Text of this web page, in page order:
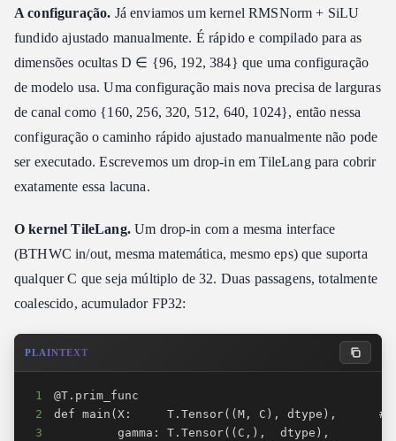
A configuração. Já enviamos um kernel RMSNorm + SiLU
fundido ajustado manualmente. É rápido e compilado para as
dimensões ocultas D ∈ {96, 192, 384} que uma configuração
de modelo usa. Uma configuração mais nova precisa de larguras
de canal como {160, 256, 320, 512, 640, 1024}, então nessa
configuração o caminho rápido ajustado manualmente não pode
ser executado. Escrevemos um drop-in em TileLang para cobrir
exatamente essa lacuna.
O kernel TileLang.Um drop-in com a mesma interface
(BTHWC in/out, mesma matemática, mesmo eps) que suporta
qualquer C que seja múltiplo de 32. Duas passagens, totalmente
coalescido, acumulador FP32:
PLAINTEXT
1
2
3